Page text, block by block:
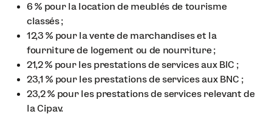
6 % pour la location de meublés de tourisme
classés ;
12,3 % pour la vente de marchandises et la
fourniture de logement ou de nourriture ;
21,2 % pour les prestations de services aux BIC ;
23,1 % pour les prestations de services aux BNC ;
23,2 % pour les prestations de services relevant de
la Cipav.